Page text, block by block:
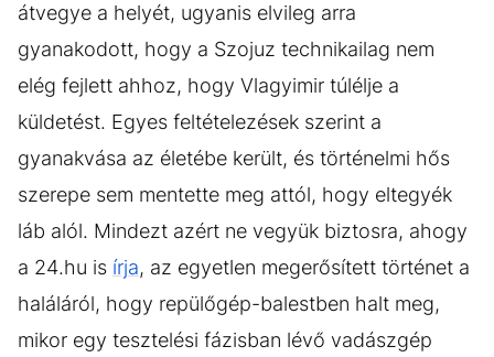
átvegye a helyét, ugyanis elvileg arra
gyanakodott, hogy a Szojuz technikailag nem
elég fejlett ahhoz, hogy Vlagyimir túlélje a
küldetést. Egyes feltételezések szerint a
gyanakvása az életébe került, és történelmi hős
szerepe sem mentette meg attól, hogy eltegyék
láb alól. Mindezt azért ne vegyük biztosra, ahogy
a 24.hu is írja, az egyetlen megerősített történet a
haláláról, hogy repülőgép-balestben halt meg,
mikor egy tesztelési fázisban lévő vadászgép